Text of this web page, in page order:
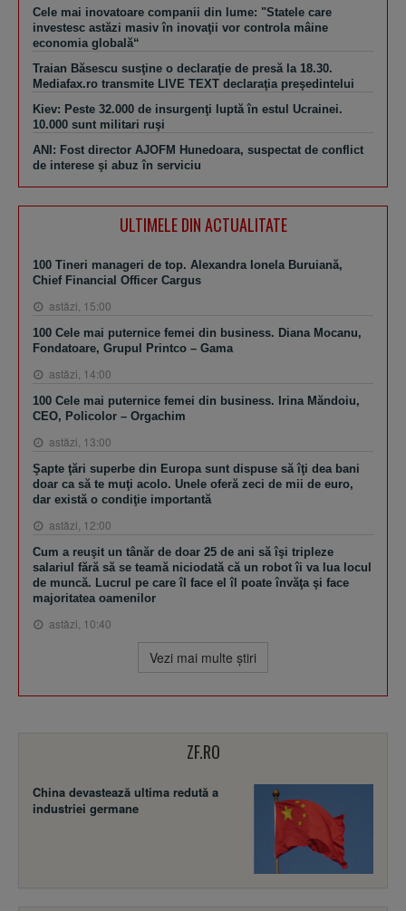
Cele mai inovatoare companii din lume: "Statele care
investesc astăzi masiv în inovaţii vor controla mâine
economia globală“
Traian Băsescu susţine o declaraţie de presă la 18.30.
Mediafax.ro transmite LIVE TEXT declaraţia preşedintelui
Kiev: Peste 32.000 de insurgenţi luptă în estul Ucrainei.
10.000 sunt militari ruşi
ANI: Fost director AJOFM Hunedoara, suspectat de conflict
de interese şi abuz în serviciu
ULTIMELE DIN ACTUALITATE
100 Tineri manageri de top. Alexandra Ionela Buruiană,
Chief Financial Officer Cargus
astăzi, 15:00
100 Cele mai puternice femei din business. Diana Mocanu,
Fondatoare, Grupul Printco – Gama
astăzi, 14:00
100 Cele mai puternice femei din business. Irina Măndoiu,
CEO, Policolor – Orgachim
astăzi, 13:00
Şapte ţări superbe din Europa sunt dispuse să îţi dea bani
doar ca să te muţi acolo. Unele oferă zeci de mii de euro,
dar există o condiţie importantă
astăzi, 12:00
Cum a reuşit un tânăr de doar 25 de ani să îşi tripleze
salariul fără să se teamă niciodată că un robot îi va lua locul
de muncă. Lucrul pe care îl face el îl poate învăţa şi face
majoritatea oamenilor
astăzi, 10:40
Vezi mai multe ştiri
ZF.RO
China devastează ultima redută a
industriei germane